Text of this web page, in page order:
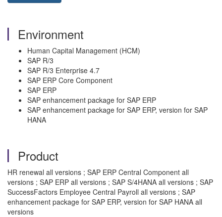
Environment
Human Capital Management (HCM)
SAP R/3
SAP R/3 Enterprise 4.7
SAP ERP Core Component
SAP ERP
SAP enhancement package for SAP ERP
SAP enhancement package for SAP ERP, version for SAP
HANA
Product
HR renewal all versions ; SAP ERP Central Component all
versions ; SAP ERP all versions ; SAP S/4HANA all versions ; SAP
SuccessFactors Employee Central Payroll all versions ; SAP
enhancement package for SAP ERP, version for SAP HANA all
versions